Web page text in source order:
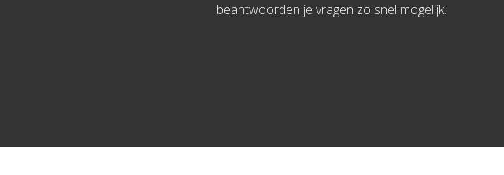
beantwoorden je vragen zo snel mogelijk.